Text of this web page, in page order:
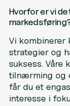
Hvorfor er vi
Vi kombinerer
strategier og
suksess. Våre
tilnærming og
får du et
interesse i